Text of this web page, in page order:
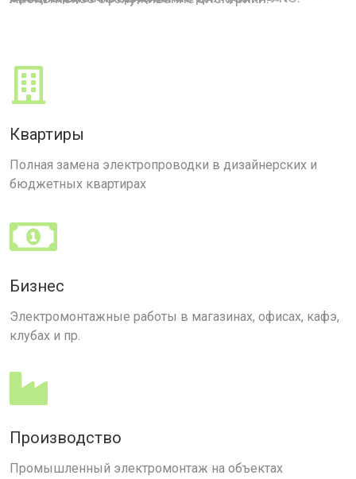
Квартиры
Полная замена электропроводки в дизайнерских и
бюджетных квартирах
Бизнес
Электромонтажные работы в магазинах, офисах, кафэ,
клубах и пр.
Производство
Промышленный электромонтаж на объектах